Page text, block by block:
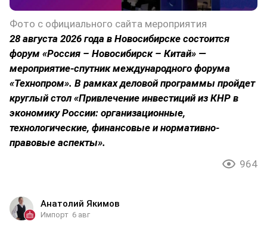
Фото с официального сайта мероприятия
28 августа 2026 года в Новосибирске состоится
форум «Россия – Новосибирск – Китай» —
мероприятие-спутник международного форума
«Технопром». В рамках деловой программы пройдет
круглый стол «Привлечение инвестиций из КНР в
экономику России: организационные,
технологические, финансовые и нормативно-
правовые аспекты».
964
Анатолий Якимов
Импорт 6 авг